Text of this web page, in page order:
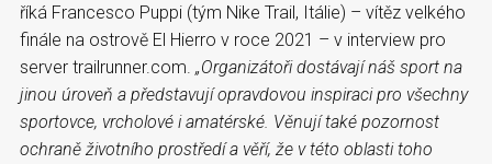
říká Francesco Puppi (tým Nike Trail, Itálie) – vítěz velkého
finále na ostrově El Hierro v roce 2021 – v interview pro
server trailrunner.com. „Organizátoři dostávají náš sport na
jinou úroveň a představují opravdovou inspiraci pro všechny
sportovce, vrcholové i amatérské. Věnují také pozornost
ochraně životního prostředía věří, že v této oblasti toho